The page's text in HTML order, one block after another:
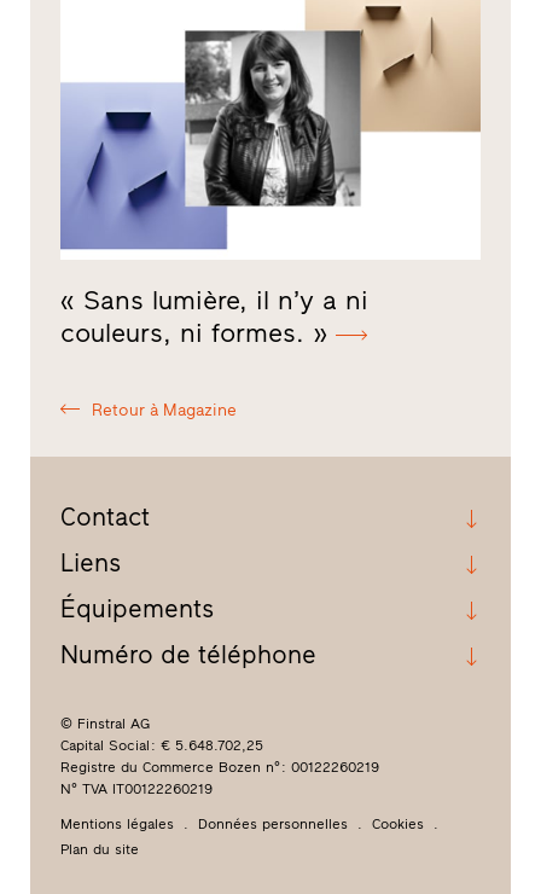
« Sans lumière, il n’y a ni
couleurs, ni formes. »
Retour à Magazine
Contact
Liens
Équipements
Numéro de téléphone
© Finstral AG
Capital Social : € 5.648.702,25
Registre du Commerce Bozen n° : 00122260219
N° TVA IT00122260219
Mentions légales Données personnelles
Cookies
Plan du site